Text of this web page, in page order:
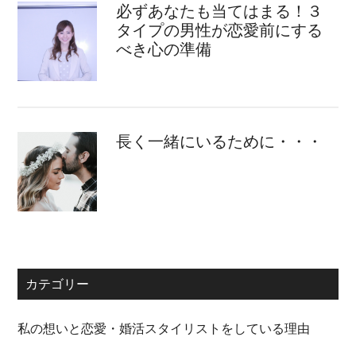
必ずあなたも当てはまる！３
タイプの男性が恋愛前にする
べき心の準備
長く一緒にいるために・・・
カテゴリー
私の想いと恋愛・婚活スタイリストをしている理由